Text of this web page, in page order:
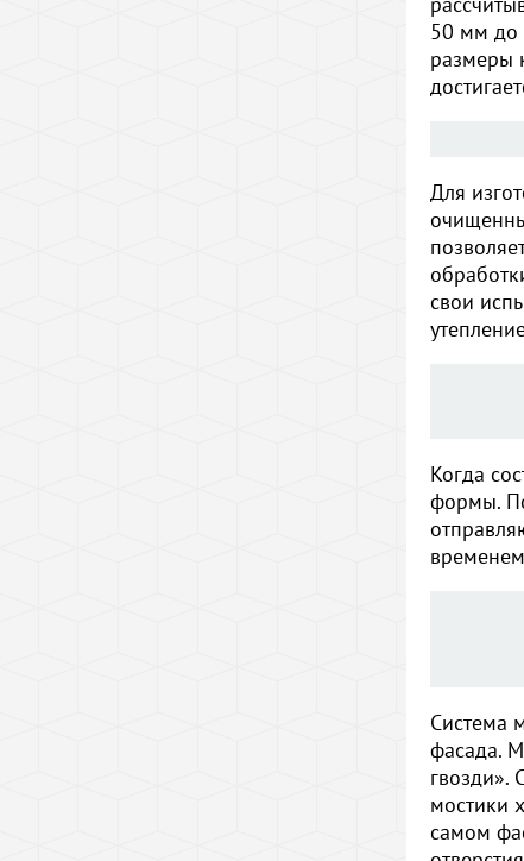
50 мм до
размеры
Для
свои
Когда
формы.
Система
фасада.
гвозди».
мостики
самом